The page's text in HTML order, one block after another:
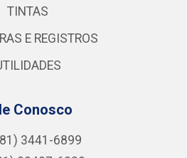
TINTAS
E REGISTROS
Conosco
3441-6899